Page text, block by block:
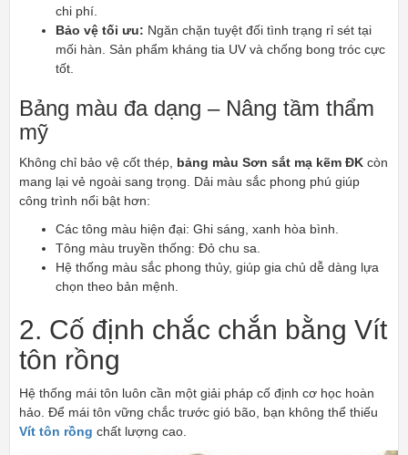
chi phí.
Bảo vệ tối ưu: Ngăn chặn tuyệt đối tình trạng rỉ sét tại
mối hàn. Sản phẩm kháng tia UV và chống bong tróc cực
tốt.
Bảng màu đa dạng – Nâng tầm thẩm
mỹ
Không chỉ bảo vệ cốt thép, bảng màu Sơn sắt mạ kẽm ĐK còn
mang lại vẻ ngoài sang trọng. Dải màu sắc phong phú giúp
công trình nổi bật hơn:
Các tông màu hiện đại: Ghi sáng, xanh hòa bình.
Tông màu truyền thống: Đỏ chu sa.
Hệ thống màu sắc phong thủy, giúp gia chủ dễ dàng lựa
chọn theo bản mệnh.
2. Cố định chắc chắn bằng Vít
tôn rồng
Hệ thống mái tôn luôn cần một giải pháp cố định cơ học hoàn
hảo. Để mái tôn vững chắc trước gió bão, bạn không thể thiếu
Vít tôn rồng chất lượng cao.